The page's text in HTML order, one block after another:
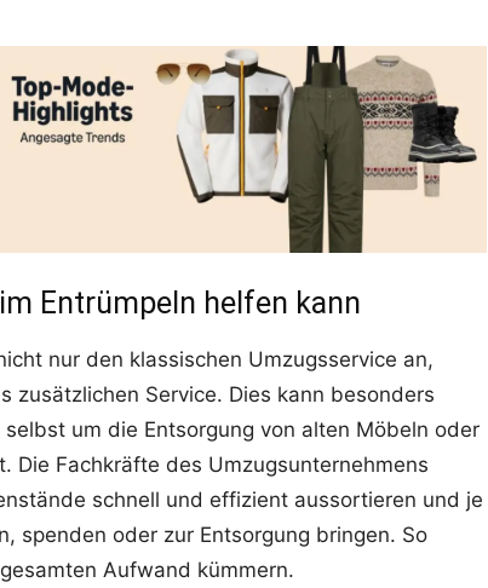
Entrümpeln helfen kann
nur den klassischen Umzugsservice an,
zusätzlichen Service. Dies kann besonders
um die Entsorgung von alten Möbeln oder
Die Fachkräfte des Umzugsunternehmens
schnell und effizient aussortieren und je
spenden oder zur Entsorgung bringen. So
Aufwand kümmern.